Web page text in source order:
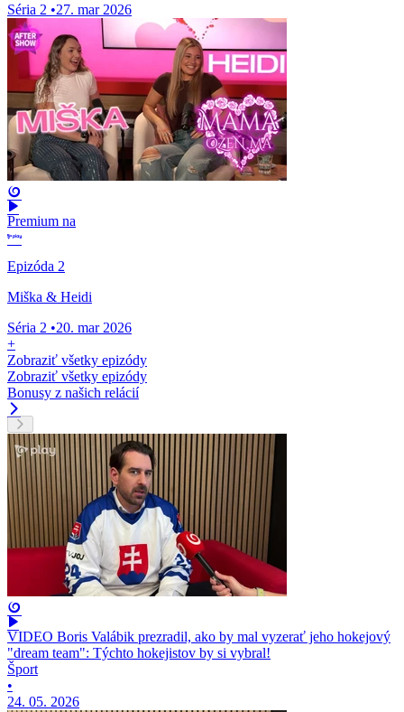
Séria 2 •27. mar 2026
Premium na
Epizóda 2
Miška & Heidi
Séria 2 •20. mar 2026
+
Zobraziť všetky epizódy
Zobraziť všetky epizódy
Bonusy z našich relácií
VIDEO Boris Valábik prezradil, ako by mal vyzerať jeho hokejový
"dream team": Týchto hokejistov by si vybral!
Šport
•
24. 05. 2026